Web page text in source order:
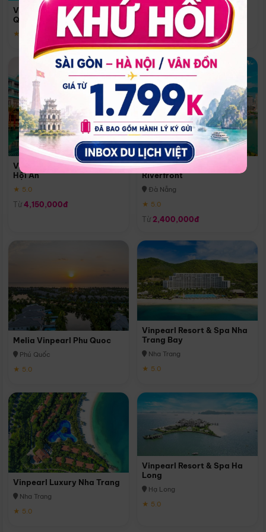
Vinpearl Resort & Spa Phu
Quoc
★ 5.0
Quoc
Phú Quốc
★ 5.0
Vinpearl Resort & Golf Nam
Hội An
★ 5.0
Từ 4,150,000đ
Melia Vinpearl Danang
Riverfront
Đà Nẵng
★ 5.0
Từ 2,400,000đ
Melia Vinpearl Phu Quoc
Phú Quốc
★ 5.0
Vinpearl Resort & Spa Nha
Trang Bay
Nha Trang
★ 5.0
Vinpearl Luxury Nha Trang
Nha Trang
★ 5.0
Vinpearl Resort & Spa Ha
Long
Hạ Long
★ 5.0